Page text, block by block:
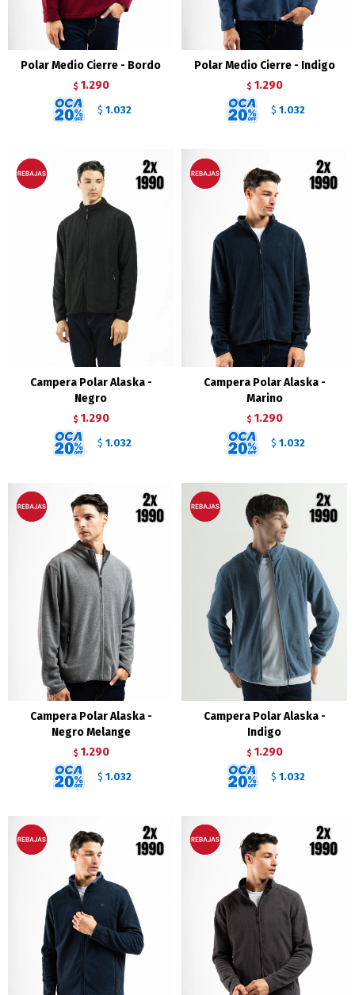
Polar Medio Cierre - Bordo
$ 1.290
$ 1.032
Polar Medio Cierre - Indigo
$ 1.290
$ 1.032
Campera Polar Alaska -
Negro
$ 1.290
$ 1.032
Campera Polar Alaska -
Marino
$ 1.290
$ 1.032
Campera Polar Alaska -
Negro Melange
$ 1.290
$ 1.032
Campera Polar Alaska -
Indigo
$ 1.290
$ 1.032